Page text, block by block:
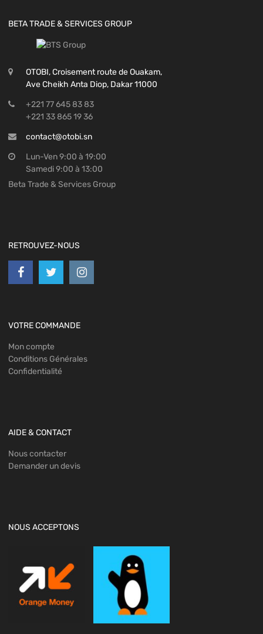
BETA TRADE & SERVICES GROUP
OTOBI, Croisement route de Ouakam,
Ave Cheikh Anta Diop, Dakar 11000
+221 77 645 83 83
+221 33 865 19 36
contact@otobi.sn
Lun-Ven 9:00 à 19:00
Samedi 9:00 à 13:00
Beta Trade & Services Group
RETROUVEZ-NOUS
VOTRE COMMANDE
Mon compte
Conditions Générales
Confidentialité
AIDE & CONTACT
Nous contacter
Demander un devis
NOUS ACCEPTONS